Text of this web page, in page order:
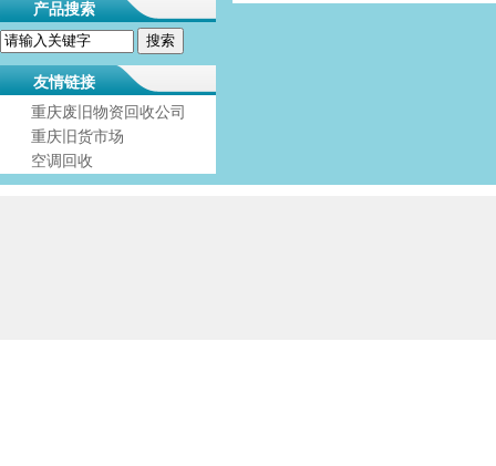
产品搜索
友情链接
重庆废旧物资回收公司
重庆旧货市场
空调回收